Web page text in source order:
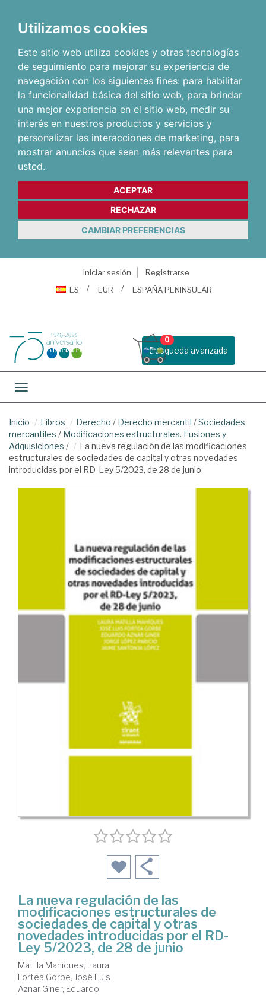
Utilizamos cookies
Este sitio web utiliza cookies y otras tecnologías
de seguimiento para mejorar su experiencia de
navegación con los siguientes fines: para habilitar
la funcionalidad básica del sitio web, para brindar
una mejor experiencia en el sitio web, medir su
interés en nuestros productos y servicios y
personalizar las interacciones de marketing, para
mostrar anuncios que sean más relevantes para
usted.
ACEPTAR
RECHAZAR
CAMBIAR PREFERENCIAS
Iniciar sesión
Registrarse
ES
EUR ESPAÑA PENINSULAR
Busqueda avanzada
0
Toggle navigation
Inicio Libros Derecho / Derecho mercantil /Sociedades
mercantiles / Modificaciones estructurales. Fusiones y
Adquisiciones /
La nueva regulación de las modificaciones
estructurales de sociedades de capital y otras novedades
introducidas por el RD-Ley 5/2023, de 28 de junio
La nueva regulación de las
modificaciones estructurales de
sociedades de capital y otras
novedades introducidas por el RD-
Ley 5/2023, de 28 de junio
Matilla Mahíques, Laura
Fortea Gorbe, José Luis
Aznar Giner, Eduardo